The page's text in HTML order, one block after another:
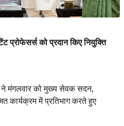
प्रोफेसर्स को प्रदान किए नियुक्ति
ने मंगलवार को मुख्य सेवक सदन,
कार्यक्रम में प्रतिभाग करते हुए